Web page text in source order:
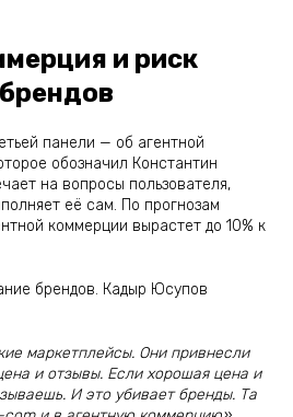
и риск
панели — об агентной
обозначил Константин
на вопросы пользователя,
её сам. По прогнозам
коммерции вырастет до 10% к
брендов. Кадыр Юсупов
маркетплейсы. Они привнесли
и отзывы. Если хорошая цена и
И это убивает бренды. Та